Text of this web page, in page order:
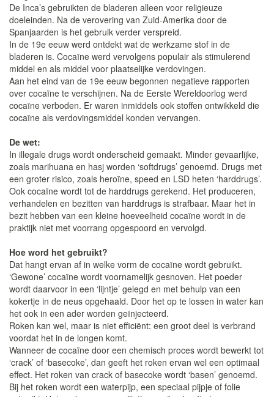
De Inca’s gebruikten de bladeren alleen voor religieuze
doeleinden. Na de verovering van Zuid-Amerika door de
Spanjaarden is het gebruik verder verspreid.
In de 19e eeuw werd ontdekt wat de werkzame stof in de
bladeren is. Cocaïne werd vervolgens populair als stimulerend
middel en als middel voor plaatselijke verdovingen.
Aan het eind van de 19e eeuw begonnen negatieve rapporten
over cocaïne te verschijnen. Na de Eerste Wereldoorlog werd
cocaïne verboden. Er waren inmiddels ook stoffen ontwikkeld die
cocaïne als verdovingsmiddel konden vervangen.
De wet:
In illegale drugs wordt onderscheid gemaakt. Minder gevaarlijke,
zoals marihuana en hasj worden ‘softdrugs’ genoemd. Drugs met
een groter risico, zoals heroïne, speed en LSD heten ‘harddrugs’.
Ook cocaïne wordt tot de harddrugs gerekend. Het produceren,
verhandelen en bezitten van harddrugs is strafbaar. Maar het in
bezit hebben van een kleine hoeveelheid cocaïne wordt in de
praktijk niet met voorrang opgespoord en vervolgd.
Hoe word het gebruikt?
Dat hangt ervan af in welke vorm de cocaïne wordt gebruikt.
‘Gewone’ cocaïne wordt voornamelijk gesnoven. Het poeder
wordt daarvoor in een ‘lijntje’ gelegd en met behulp van een
kokertje in de neus opgehaald. Door het op te lossen in water kan
het ook in een ader worden geïnjecteerd.
Roken kan wel, maar is niet efficiënt: een groot deel is verbrand
voordat het in de longen komt.
Wanneer de cocaïne door een chemisch proces wordt bewerkt tot
‘crack’ of ‘basecoke’, dan geeft het roken ervan wel een optimaal
effect. Het roken van crack of basecoke wordt ‘basen’ genoemd.
Bij het roken wordt een waterpijp, een speciaal pijpje of folie